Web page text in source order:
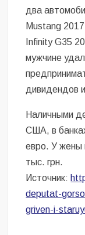
два
Mustang
Infinity G35
мужчине
дивидендов
Наличными
США, в
евро. У жены
тыс. грн.
Источник:
deputat-
griven-i-